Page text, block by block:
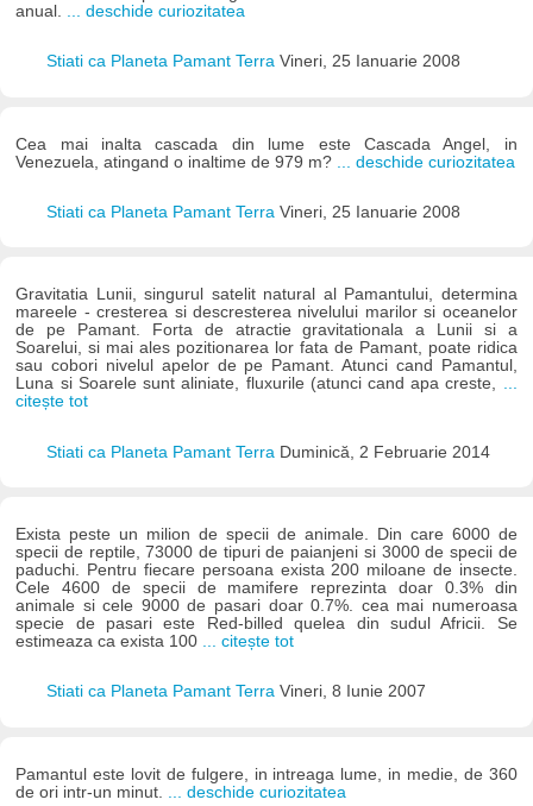
anual.
... deschide curiozitatea
Stiati ca Planeta Pamant Terra Vineri, 25 Ianuarie 2008
Cea mai inalta cascada din lume este Cascada Angel, in
Venezuela, atingand o inaltime de 979 m?
... deschide curiozitatea
Stiati ca Planeta Pamant Terra Vineri, 25 Ianuarie 2008
Gravitatia Lunii, singurul satelit natural al Pamantului, determina
mareele - cresterea si descresterea nivelului marilor si oceanelor
de pe Pamant. Forta de atractie gravitationala a Lunii si a
Soarelui, si mai ales pozitionarea lor fata de Pamant, poate ridica
sau cobori nivelul apelor de pe Pamant. Atunci cand Pamantul,
Luna si Soarele sunt aliniate, fluxurile (atunci cand apa creste, ...
citește tot
Stiati ca Planeta Pamant Terra Duminică, 2 Februarie 2014
Exista peste un milion de specii de animale. Din care 6000 de
specii de reptile, 73000 de tipuri de paianjeni si 3000 de specii de
paduchi. Pentru fiecare persoana exista 200 miloane de insecte.
Cele 4600 de specii de mamifere reprezinta doar 0.3% din
animale si cele 9000 de pasari doar 0.7%. cea mai numeroasa
specie de pasari este Red-billed quelea din sudul Africii. Se
estimeaza ca exista 100 ... citește tot
Stiati ca Planeta Pamant Terra Vineri, 8 Iunie 2007
Pamantul este lovit de fulgere, in intreaga lume, in medie, de 360
de ori intr-un minut.
... deschide curiozitatea